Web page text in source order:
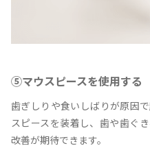
⑤マウスピースを使用する
歯ぎしりや食いしばりが原因
スピースを装着し、歯や歯ぐ
改善が期待できます。